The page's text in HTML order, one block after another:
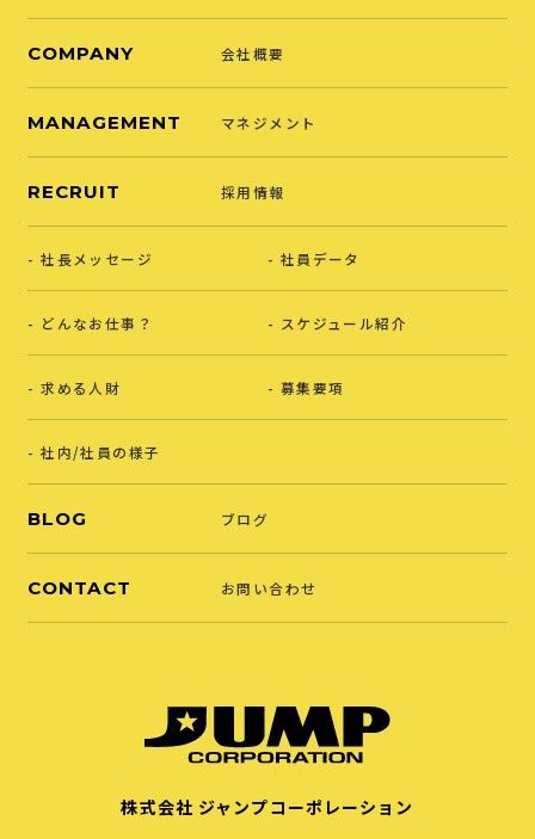
COMPANY 会社概要
MANAGEMENT マネジメント
RECRUIT 採用情報
社長メッセージ
どんなお仕事？
求める人財
社内/社員の様子
社員データ
スケジュール紹介
募集要項
BLOG ブログ
CONTACT お問い合わせ
株式会社 ジャンプコーポレーション